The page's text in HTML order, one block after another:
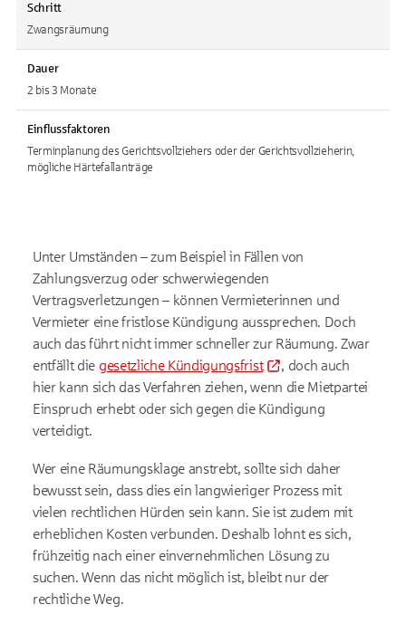
Schritt
Zwangsräumung
Dauer
2 bis 3 Monate
Einflussfaktoren
Terminplanung des Gerichtsvollziehers oder der Gerichtsvollzieherin,
mögliche Härtefallanträge
Unter Umständen – zum Beispiel in Fällen von
Zahlungsverzug oder schwerwiegenden
Vertragsverletzungen – können Vermieterinnen und
Vermieter eine fristlose Kündigung aussprechen. Doch
auch das führt nicht immer schneller zur Räumung. Zwar
entfällt die gesetzliche Kündigungsfrist
, doch auch
hier kann sich das Verfahren ziehen, wenn die Mietpartei
Einspruch erhebt oder sich gegen die Kündigung
verteidigt.
Wer eine Räumungsklage anstrebt, sollte sich daher
bewusst sein, dass dies ein langwieriger Prozess mit
vielen rechtlichen Hürden sein kann. Sie ist zudem mit
erheblichen Kosten verbunden. Deshalb lohnt es sich,
frühzeitig nach einer einvernehmlichen Lösung zu
suchen. Wenn das nicht möglich ist, bleibt nur der
rechtliche Weg.